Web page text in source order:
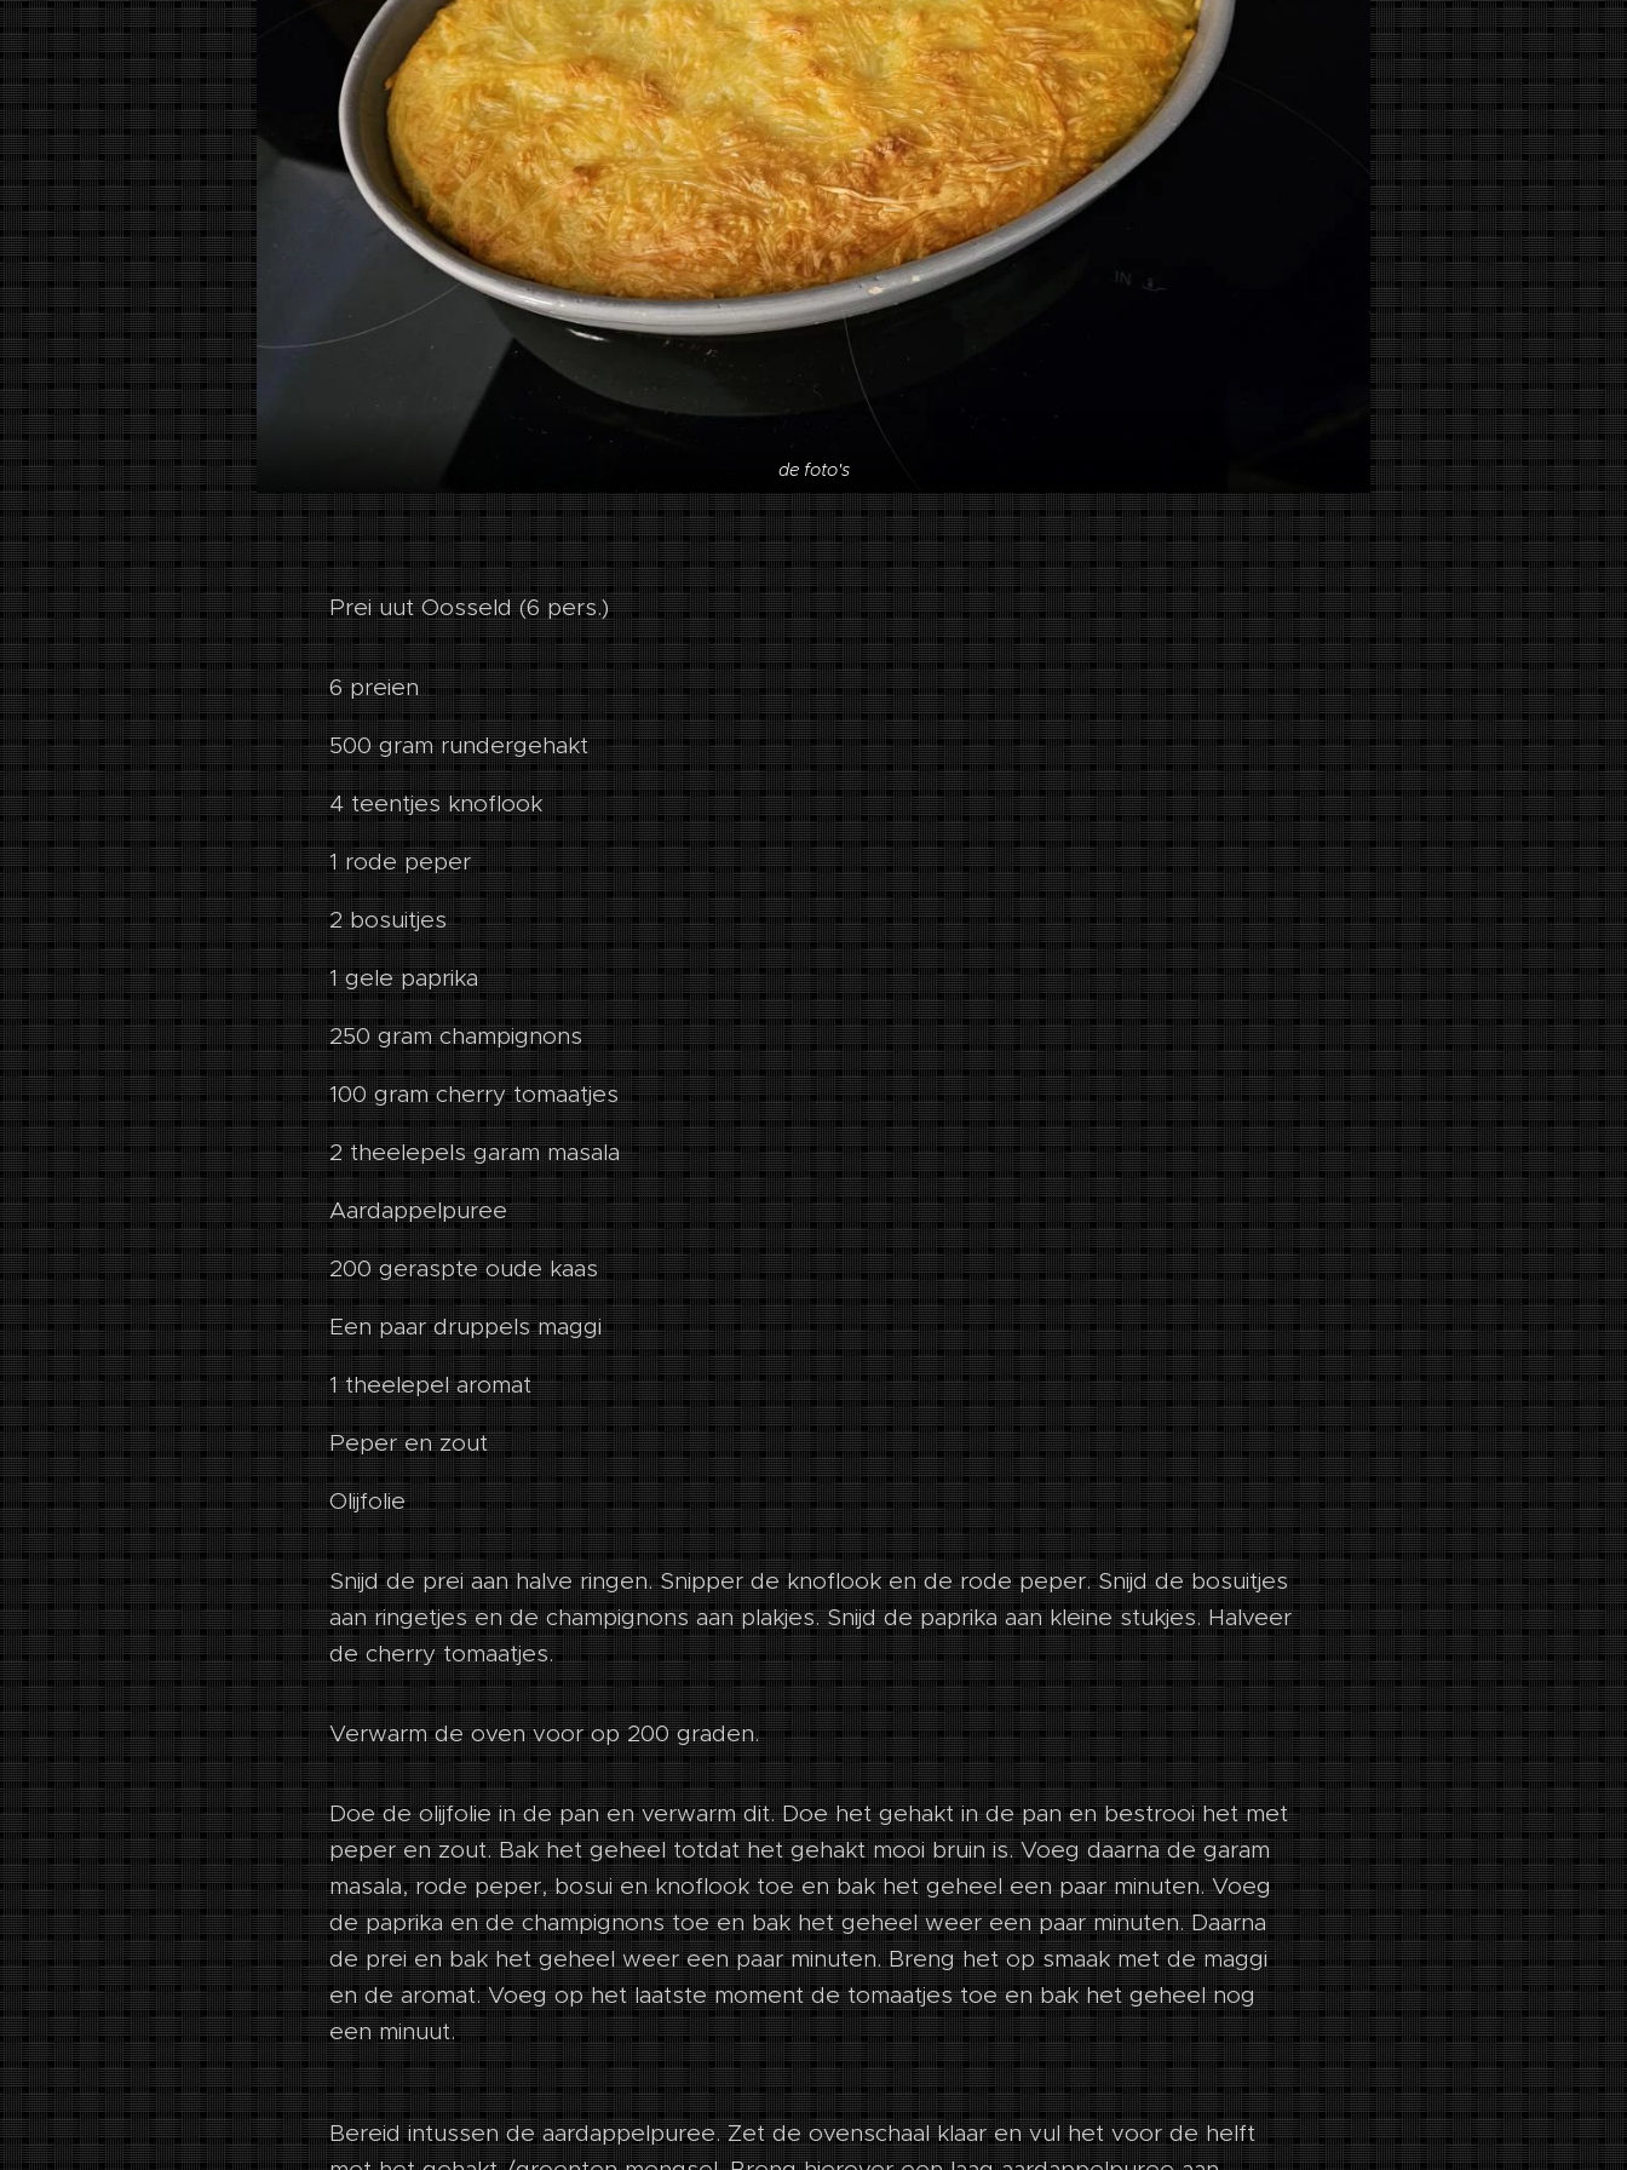
de foto's
Prei uut Oosseld (6 pers.)
6 preien
500 gram rundergehakt
4 teentjes knoflook
1 rode peper
2 bosuitjes
1 gele paprika
250 gram champignons
100 gram cherry tomaatjes
2 theelepels garam masala
Aardappelpuree
200 geraspte oude kaas
Een paar druppels maggi
1 theelepel aromat
Peper en zout
Olijfolie
Snijd de prei aan halve ringen. Snipper de knoflook en de rode peper. Snijd de bosuitjes
aan ringetjes en de champignons aan plakjes. Snijd de paprika aan kleine stukjes. Halveer
de cherry tomaatjes.
Verwarm de oven voor op 200 graden.
Doe de olijfolie in de pan en verwarm dit. Doe het gehakt in de pan en bestrooi het met
peper en zout. Bak het geheel totdat het gehakt mooi bruin is. Voeg daarna de garam
masala, rode peper, bosui en knoflook toe en bak het geheel een paar minuten. Voeg
de paprika en de champignons toe en bak het geheel weer een paar minuten. Daarna
de prei en bak het geheel weer een paar minuten. Breng het op smaak met de maggi
en de aromat. Voeg op het laatste moment de tomaatjes toe en bak het geheel nog
een minuut.
Bereid intussen de aardappelpuree. Zet de ovenschaal klaar en vul het voor de helft